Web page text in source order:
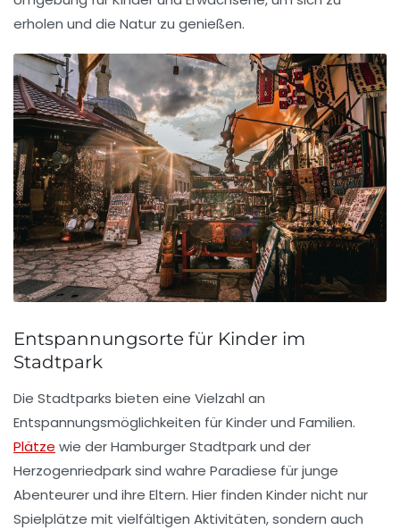
erholen und die Natur zu genießen.
Entspannungsorte für Kinder im
Stadtpark
Die Stadtparks bieten eine Vielzahl an
Entspannungsmöglichkeiten für Kinder und Familien.
Plätze wie derHamburger Stadtparkund der
Herzogenriedparksind wahre Paradiese für junge
Abenteurer und ihre Eltern. Hier finden Kinder nicht nur
Spielplätze mit vielfältigen Aktivitäten, sondern auch